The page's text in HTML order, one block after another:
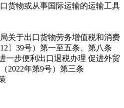
货物或从事国际运输的运输工具
于出口货物劳务增值税和消费
〕39号）第一至五条、第八条
步便利出口退税办理 促进外贸
2022年第9号）第三条